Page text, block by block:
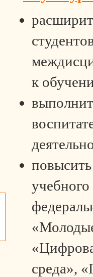
к
повысить
учебного
среда»,